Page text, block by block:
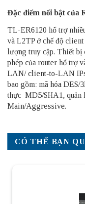
Đặc điểm nổi bật của
TL-ER6120 hổ trợ
và L2TP ở chế độ
lượng truy cập. Thiết bị
phép của router hổ trợ
LAN/ client-to-LAN
bao gồm: mã hóa DES/
thực MD5/SHA1, quản
Main/Aggressive.
CÓ THỂ BẠN